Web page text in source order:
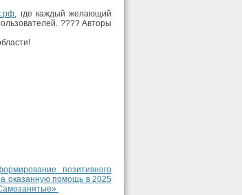
, где каждый желающий
????️ Авторы
позитивного
оказанную помощь в 2025